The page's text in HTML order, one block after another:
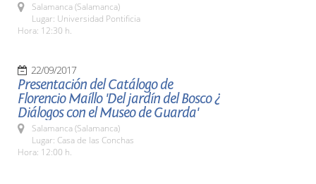
Salamanca (Salamanca)
Lugar: Universidad Pontificia
Hora: 12:30 h.
22/09/2017
Presentación del Catálogo de
Florencio Maíllo 'Del jardín del Bosco ¿
Diálogos con el Museo de Guarda'
Salamanca (Salamanca)
Lugar: Casa de las Conchas
Hora: 12:00 h.